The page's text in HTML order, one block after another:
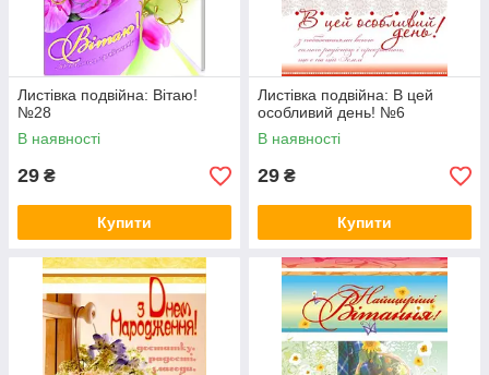
Листівка подвійна: Вітаю!
№28
В наявності
29 ₴
Купити
Листівка подвійна: В цей
особливий день! №6
В наявності
29 ₴
Купити